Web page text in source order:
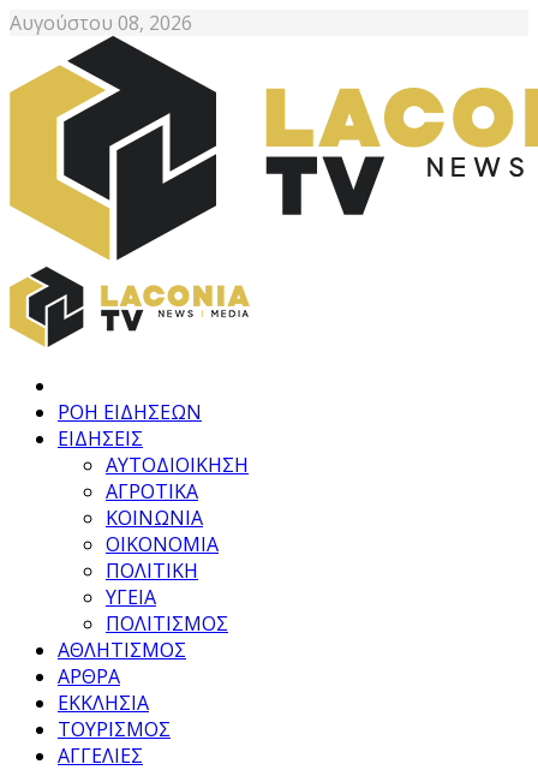
Αυγούστου 08, 2026
ΡΟΗ ΕΙΔΗΣΕΩΝ
ΕΙΔΗΣΕΙΣ
ΑΥΤΟΔΙΟΙΚΗΣΗ
ΑΓΡΟΤΙΚΑ
ΚΟΙΝΩΝΙΑ
ΟΙΚΟΝΟΜΙΑ
ΠΟΛΙΤΙΚΗ
ΥΓΕΙΑ
ΠΟΛΙΤΙΣΜΟΣ
ΑΘΛΗΤΙΣΜΟΣ
ΑΡΘΡΑ
ΕΚΚΛΗΣΙΑ
ΤΟΥΡΙΣΜΟΣ
ΑΓΓΕΛΙΕΣ